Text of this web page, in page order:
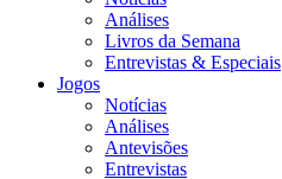
Análises
Livros da Semana
Entrevistas & Especiais
Jogos
Notícias
Análises
Antevisões
Entrevistas